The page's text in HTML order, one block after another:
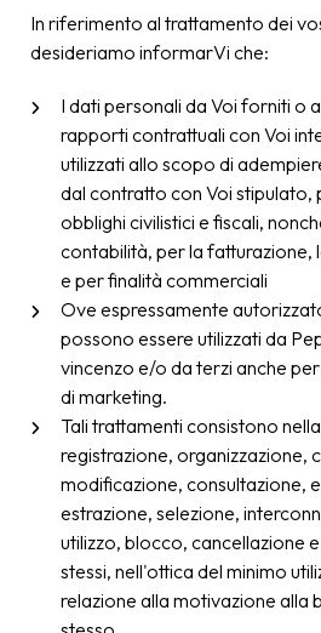
In riferimento al trattamento dei
desideriamo informarVi che:
I dati personali da Voi forniti o
rapporti contrattuali con Voi
utilizzati allo scopo di
dal contratto con Voi stipulato,
obblighi civilistici e fiscali,
contabilità, per la fatturazione,
e per finalità commerciali
Ove espressamente
possono essere utilizzati da
vincenzo e/o da terzi anche
di marketing.
Tali trattamenti consistono
registrazione, organizzazione,
modificazione, consultazione,
estrazione, selezione,
utilizzo, blocco, cancellazione
stessi, nell'ottica del minimo
relazione alla motivazione alla